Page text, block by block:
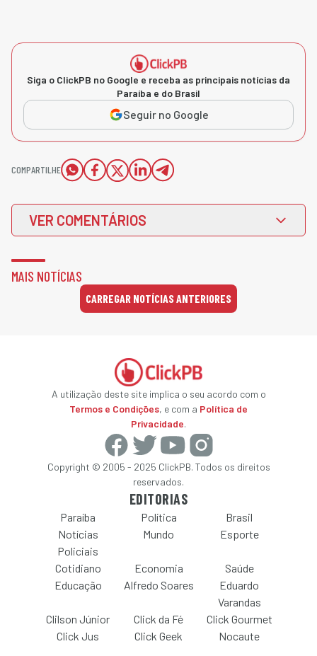
Siga o ClickPB no Google e receba as principais notícias da
Paraíba e do Brasil
Seguir no Google
COMPARTILHE
VER COMENTÁRIOS
MAIS NOTÍCIAS
CARREGAR NOTÍCIAS ANTERIORES
A utilização deste site implica o seu acordo com o
Termos e Condições, e com a Política de
Privacidade.
Copyright © 2005 - 2025 ClickPB. Todos os direitos
reservados.
EDITORIAS
Paraíba Política
Brasil
Notícias
Policiais
Mundo Esporte
Cotidiano Economia
Saúde
Educação
Alfredo Soares
Eduardo
Varandas
Clilson Júnior
Click da Fé
Click Gourmet
Click Jus
Click Geek Nocaute